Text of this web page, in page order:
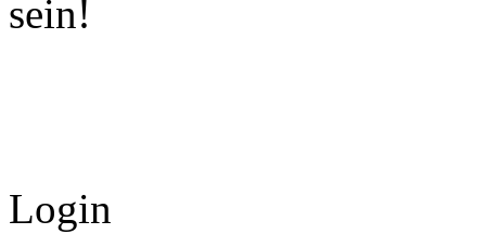
sein!
Login